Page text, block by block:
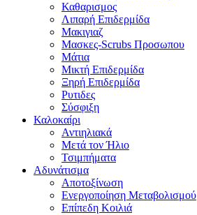
Καθαρισμος
Λιπαρή Επιδερμίδα
Μακιγιαζ
Μασκες-Scrubs Προσωπου
Μάτια
Μικτή Επιδερμίδα
Ξηρή Επιδερμίδα
Ρυτιδες
Σύσφιξη
Καλοκαίρι
Αντιηλιακά
Μετά τον Ήλιο
Τσιμπήματα
Αδυνάτισμα
Αποτοξίνωση
Ενεργοποίηση Μεταβολισμού
Επίπεδη Κοιλιά